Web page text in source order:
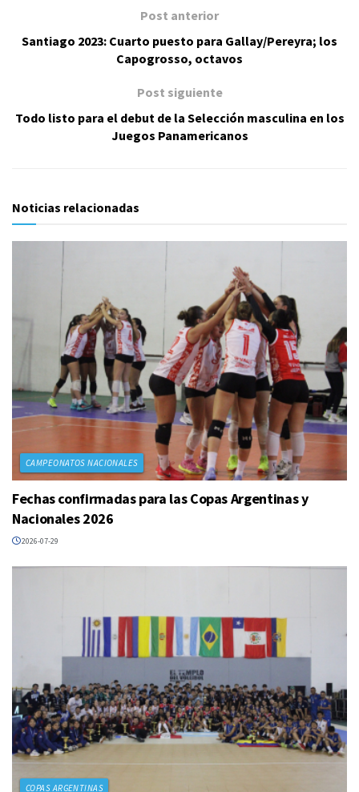
Post anterior
Santiago 2023: Cuarto puesto para Gallay/Pereyra; los
Capogrosso, octavos
Post siguiente
Todo listo para el debut de la Selección masculina en los
Juegos Panamericanos
Noticias relacionadas
CAMPEONATOS NACIONALES
Fechas confirmadas para las Copas Argentinas y
Nacionales 2026
2026-07-29
COPAS ARGENTINAS